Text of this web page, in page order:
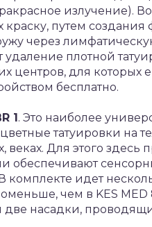
излучение).
путем создания
через
удаление плотной
центров, для которых
бесплатно.
1. Это наиболее
цветные татуировки на
веках. Для этого
обеспечивают
комплекте идет
чем в KES MED
две насадки,